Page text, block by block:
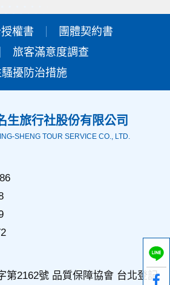
權書
團體契約書
旅客滿意度調查
擾防治措施
生旅行社股份有限公司
SHENG TOUR SERVICE CO., LTD.
第2162號 品質保障協會 台北登記